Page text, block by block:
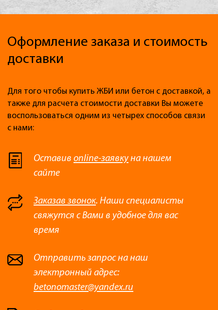
Оформление заказа и стоимость
доставки
Для того чтобы купить ЖБИ или бетон с доставкой, а
также для расчета стоимости доставки Вы можете
воспользоваться одним из четырех способов связи
с нами:
Оставив online-заявкуна нашем
сайте
Заказав звонок. Наши специалисты
свяжутся с Вами в удобное для вас
время
Отправить запрос на наш
электронный адрес:
betonomaster@yandex.ru